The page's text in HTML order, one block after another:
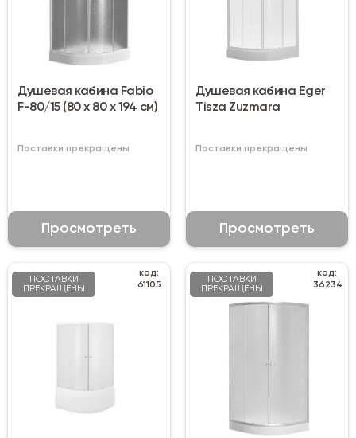
Душевая кабина Fabio
F-80/15 (80 х 80 х 194 см)
Поставки прекращены
Просмотреть
Душевая кабина Eger
Tisza Zuzmara
Поставки прекращены
Просмотреть
ПОСТАВКИ
ПРЕКРАЩЕНЫ
код:
61105
ПОСТАВКИ
ПРЕКРАЩЕНЫ
код:
36234